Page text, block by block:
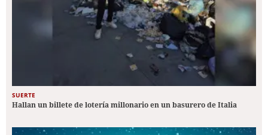
SUERTE
Hallan un billete de lotería millonario en un basurero de Italia